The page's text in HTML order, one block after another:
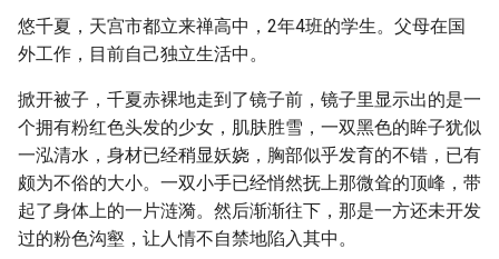
悠千夏，天宫市都立来禅高中，2年4班的学生。父母在国
外工作，目前自己独立生活中。
掀开被子，千夏赤裸地走到了镜子前，镜子里显示出的是一
个拥有粉红色头发的少女，肌肤胜雪，一双黑色的眸子犹似
一泓清水，身材已经稍显妖娆，胸部似乎发育的不错，已有
颇为不俗的大小。一双小手已经悄然抚上那微耸的顶峰，带
起了身体上的一片涟漪。然后渐渐往下，那是一方还未开发
过的粉色沟壑，让人情不自禁地陷入其中。